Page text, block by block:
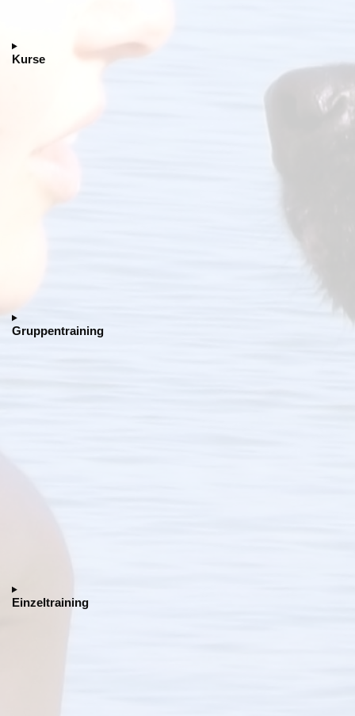
Kurse
Gruppentraining
Einzeltraining